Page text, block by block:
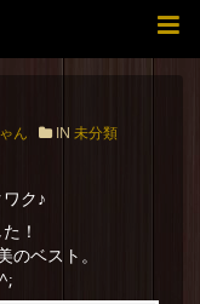
ん IN 未分類
ク♪
！
ベスト。